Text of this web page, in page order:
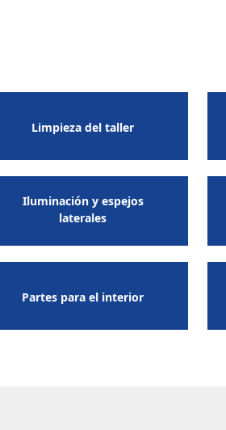
Limpieza del taller
Iluminación y espejos
laterales
Partes para el interior